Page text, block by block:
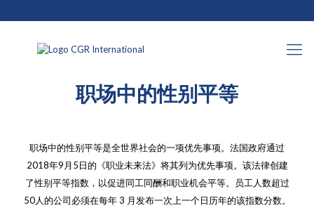
职场中的性别平等
职场中的性别平等是全世界社会的一项优先事项。法国政府通过
2018年9月5日的《职业未来法》将其列为优先事项。该法律创建
了性别平等指数，以促进同工同酬和职业机会平等。员工人数超过
50人的公司必须在每年 3 月发布一次上一个日历年的该指数分数。